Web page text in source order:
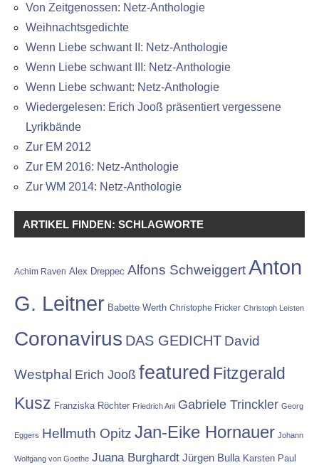
Von Zeitgenossen: Netz-Anthologie
Weihnachtsgedichte
Wenn Liebe schwant II: Netz-Anthologie
Wenn Liebe schwant III: Netz-Anthologie
Wenn Liebe schwant: Netz-Anthologie
Wiedergelesen: Erich Jooß präsentiert vergessene
Lyrikbände
Zur EM 2012
Zur EM 2016: Netz-Anthologie
Zur WM 2014: Netz-Anthologie
ARTIKEL FINDEN: SCHLAGWORTE
Achim Raven Alex Dreppec Alfons SchweiggertAnton
G. Leitner Babette Werth Christophe Fricker Christoph Leisten
Coronavirus DAS GEDICHT David
Westphal Erich Jooß featured Fitzgerald
Kusz Franziska Röchter Friedrich Ani Gabriele Trinckler Georg
Eggers Hellmuth Opitz Jan-Eike Hornauer Johann
Wolfgang von Goethe Juana Burghardt Jürgen Bulla Karsten Paul